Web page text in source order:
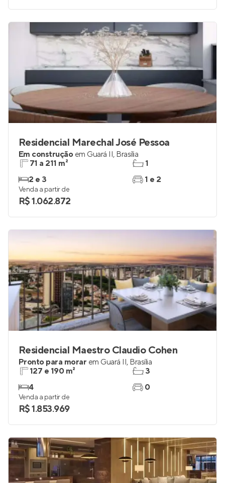
Residencial Marechal José Pessoa
Em construção em Guará II, Brasília
71 a 211 m²
2 e 3
1
1 e 2
Venda a partir de
R$ 1.062.872
Residencial Maestro Claudio Cohen
Pronto para morar em Guará II, Brasília
127 e 190 m²
4
3
0
Venda a partir de
R$ 1.853.969